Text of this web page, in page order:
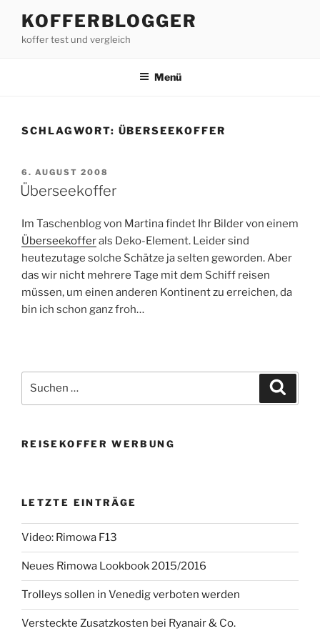
Inhalt
springen
KOFFERBLOGGER
koffer test und vergleich
Menü
SCHLAGWORT: ÜBERSEEKOFFER
VERÖFFENTLICHT
AM
6. AUGUST 2008
Überseekoffer
Im Taschenblog von Martina findet Ihr Bilder von einem
Überseekofferals Deko-Element. Leider sind
heutezutage solche Schätze ja selten geworden. Aber
das wir nicht mehrere Tage mit dem Schiff reisen
müssen, um einen anderen Kontinent zu erreichen, da
bin ich schon ganz froh…
nach:
REISEKOFFER WERBUNG
LETZTE EINTRÄGE
Video: Rimowa F13
Neues Rimowa Lookbook 2015/2016
Trolleys sollen in Venedig verboten werden
Versteckte Zusatzkosten bei Ryanair & Co.